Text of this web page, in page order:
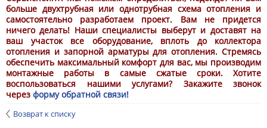
больше двухтрубная или однотрубная схема отопления и
самостоятельно разработаем проект. Вам не придется
ничего делать! Наши специалисты выберут и доставят на
ваш участок все оборудование, вплоть до коллектора
отопления и запорной арматуры для отопления. Стремясь
обеспечить максимальный комфорт для вас, мы производим
монтажные работы в самые сжатые сроки. Хотите
воспользоваться нашими услугами? Закажите звонок
через форму обратной связи!
Возврат к списку